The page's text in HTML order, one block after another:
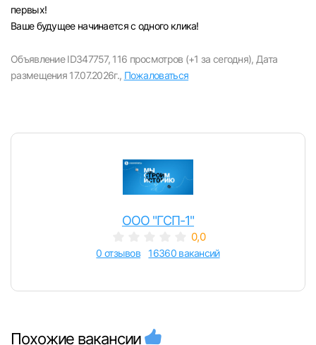
Вход в личный кабинет
вакансии с контактами и оставлять отклики
E-mail или Телефон
Войти
первых!
Ваше будущее начинается с одного клика!
Объявление ID347757, 116 просмотров (+1 за сегодня), Дата
размещения 17.07.2026г., Пожаловаться
ООО "ГСП-1"
0,0
0 отзывов 16360 вакансий
Похожие вакансии